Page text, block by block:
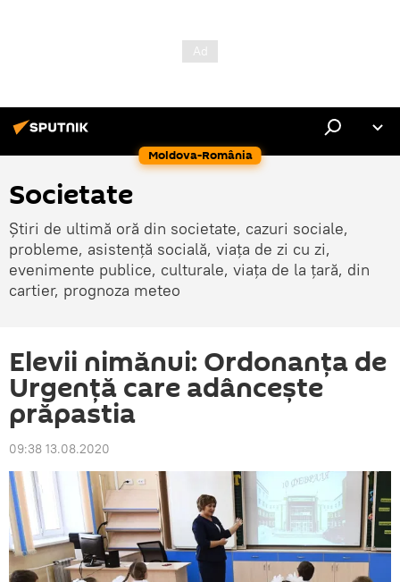
Moldova-România
Societate
Știri de ultimă oră din societate, cazuri sociale,
probleme, asistență socială, viața de zi cu zi,
evenimente publice, culturale, viața de la țară, din
cartier, prognoza meteo
Elevii nimănui: Ordonanța de
Urgență care adâncește
prăpastia
09:38 13.08.2020